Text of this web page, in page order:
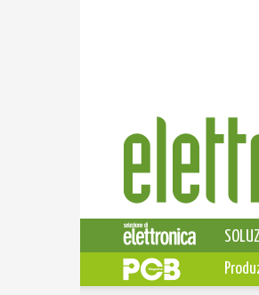
Elettronica
News